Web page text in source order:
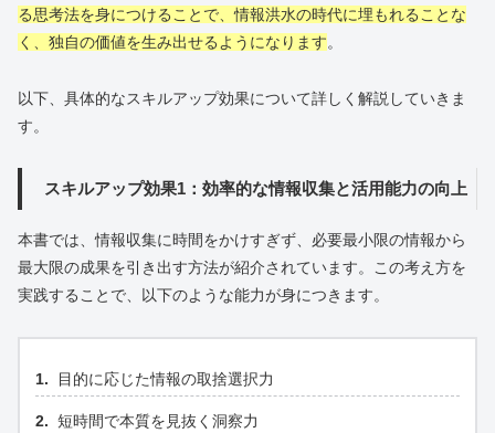
る思考法を身につけることで、情報洪水の時代に埋もれることな
く、独自の価値を生み出せるようになります。
以下、具体的なスキルアップ効果について詳しく解説していきま
す。
スキルアップ効果1：効率的な情報収集と活用能力の向上
本書では、情報収集に時間をかけすぎず、必要最小限の情報から
最大限の成果を引き出す方法が紹介されています。この考え方を
実践することで、以下のような能力が身につきます。
目的に応じた情報の取捨選択力
短時間で本質を見抜く洞察力